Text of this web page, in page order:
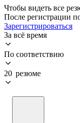
Чтобы видеть все
После регистрации
Зарегистрироваться
За всё время
По соответствию
20 резюме